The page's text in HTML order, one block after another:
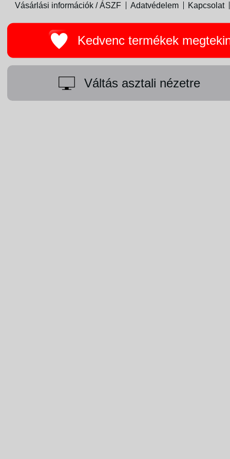
Vásárlási információk / ÁSZF Adatvédelem Kapcsolat
Kedvenc termékek
Váltás asztali nézetre